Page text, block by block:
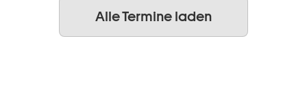
Alle Termine laden